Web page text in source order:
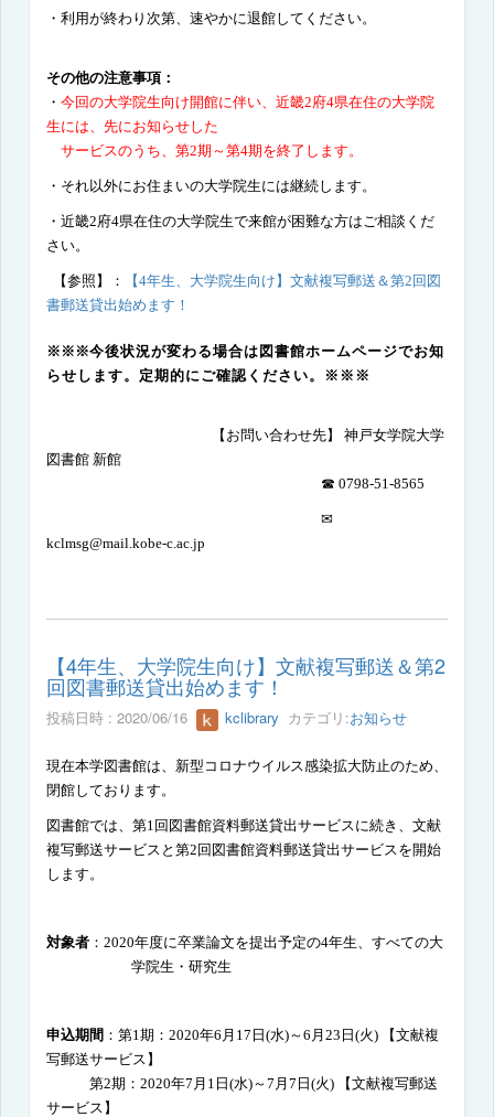
・利用が終わり次第、速やかに退館してください。
その他の注意事項：
・ 今回の大学院生向け開館に伴い、近畿2府4県在住の大学院
生には、先にお知らせした
サービスのうち、第2期～第4期を終了します。
・それ以外にお住まいの大学院生には継続します。
・近畿2府4県在住の大学院生で来館が困難な方はご相談くだ
さい。
【参照】：
【4年生、大学院生向け】文献複写郵送＆第2回図
書郵送貸出始めます！
※※※今後状況が変わる場合は図書館ホームページでお知
らせします。定期的にご確認ください。※※ ※
【お問い合わせ先】 神戸女学院大学
図書館 新館
☎ 0798-51-8565
✉
kclmsg@mail.kobe-c.ac.jp
【4年生、大学院生向け】文献複写郵送＆第2
回図書郵送貸出始めます！
投稿日時 : 2020/06/16 kclibrary カテゴリ:お知らせ
現在本学図書館は、新型コロナウイルス感染拡大防止のため、
閉館しております。
図書館では、第1 回図書館資料郵送貸出サービスに続き、文献
複写郵送サービスと第2 回図書館資料郵送貸出サービスを開始
します。
対象者 ： 2020年度に卒業論文を提出予定の4年生、すべての大
学院生・研究生
申込期間 ：第1期： 2020年6 月 17 日 (水)～6 月 23 日 (火) 【文献複
写郵送サービス 】
第2期： 2020年7 月 1 日 (水)～7 月 7 日 (火) 【文献複写郵送
サービス】